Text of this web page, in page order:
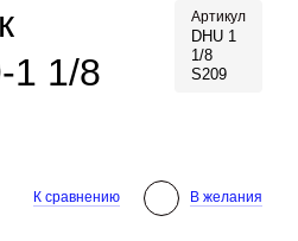
1 1/8
Артикул
DHU 1
1/8
S209
К сравнению В желания